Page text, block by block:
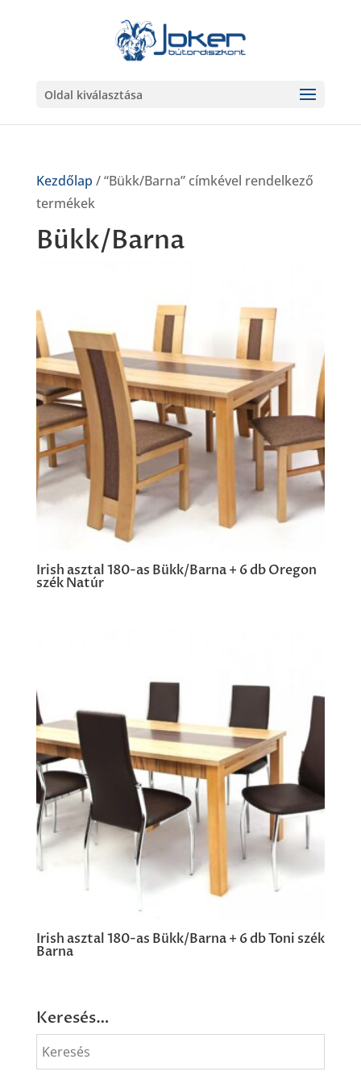
Oldal kiválasztása
Kezdőlap / “Bükk/Barna” címkével rendelkező
termékek
Bükk/Barna
Irish asztal 180-as Bükk/Barna + 6 db Oregon
szék Natúr
Irish asztal 180-as Bükk/Barna + 6 db Toni szék
Barna
Keresés…